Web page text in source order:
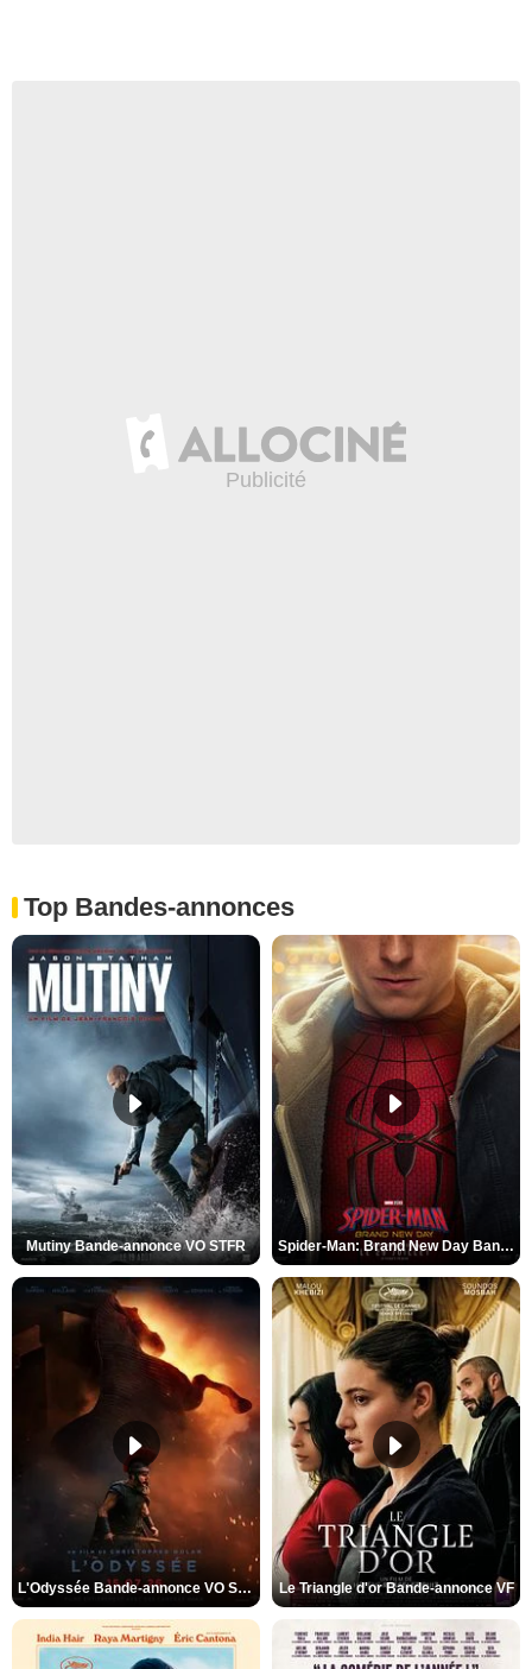
Top Bandes-annonces
Mutiny Bande-annonce VO STFR Spider-Man: Brand New Day Bande-annonce VO STFR
L'Odyssée Bande-annonce VO STFR Le Triangle d'or Bande-annonce VF